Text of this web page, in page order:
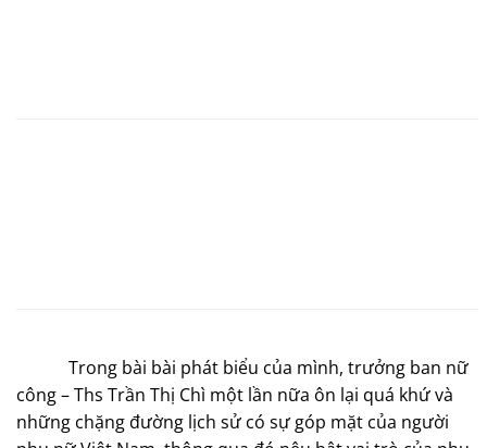
Trong bài bài phát biểu của mình, trưởng ban nữ
công – Ths Trần Thị Chì một lần nữa ôn lại quá khứ và
những chặng đường lịch sử có sự góp mặt của người